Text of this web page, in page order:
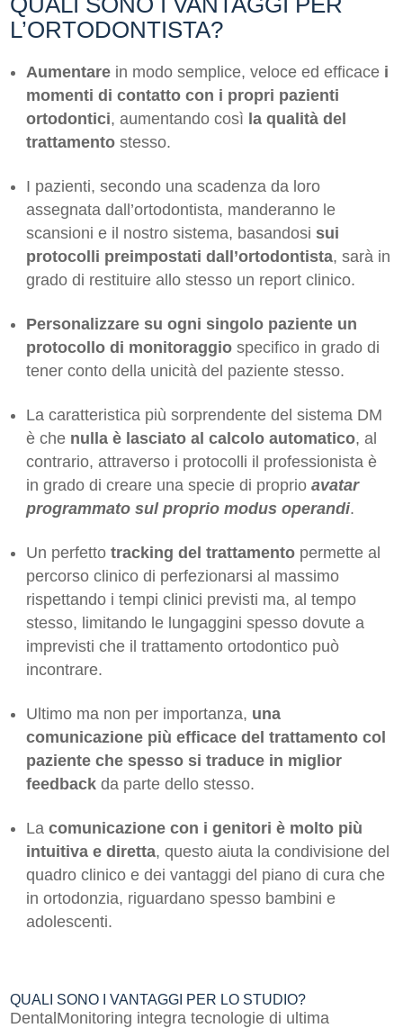
L’ORTODONTISTA?
Aumentare in modo semplice, veloce ed efficace i
momenti di contatto con i propri pazienti
ortodontici, aumentando così la qualità del
trattamento stesso.
I pazienti, secondo una scadenza da loro
assegnata dall’ortodontista, manderanno le
scansioni e il nostro sistema, basandosi sui
protocolli preimpostati dall’ortodontista, sarà in
grado di restituire allo stesso un report clinico.
Personalizzare su ogni singolo paziente un
protocollo di monitoraggio specifico in grado di
tener conto della unicità del paziente stesso.
La caratteristica più sorprendente del sistema DM
è che nulla è lasciato al calcolo automatico, al
contrario, attraverso i protocolli il professionista è
in grado di creare una specie di proprioavatar
programmato sul proprio modus operandi.
Un perfettotracking del trattamento permette al
percorso clinico di perfezionarsi al massimo
rispettando i tempi clinici previsti ma, al tempo
stesso, limitando le lungaggini spesso dovute a
imprevisti che il trattamento ortodontico può
incontrare.
Ultimo ma non per importanza, una
comunicazione più efficace del trattamento col
paziente che spesso si traduce in miglior
feedback da parte dello stesso.
Lacomunicazione con i genitori è molto più
intuitiva e diretta, questo aiuta la condivisione del
quadro clinico e dei vantaggi del piano di cura che
in ortodonzia, riguardano spesso bambini e
adolescenti.
QUALI SONO I VANTAGGI PER LO STUDIO?
DentalMonitoring integra tecnologie di ultima